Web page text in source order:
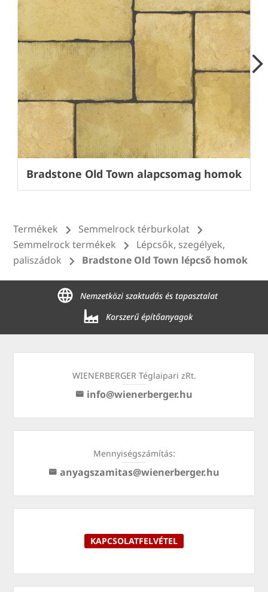
Bradstone Old Town alapcsomag homok
Next
Termékek
Semmelrock térburkolat
Semmelrock termékek
Lépcsők, szegélyek,
paliszádok
Bradstone Old Town lépcső homok
Nemzetközi szaktudás és tapasztalat
Korszerű építőanyagok
WIENERBERGER Téglaipari zRt.
info@wienerberger.hu
Mennyiségszámítás:
anyagszamitas@wienerberger.hu
KAPCSOLATFELVÉTEL